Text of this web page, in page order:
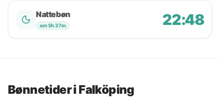
Nattebøn
om 5h 37m 22:48
Bønnetider i Falköping